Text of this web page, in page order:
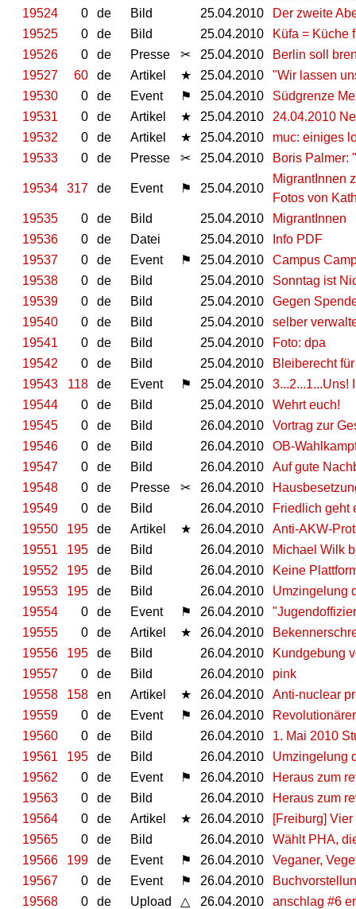
19524
0 de Bild 25.04.2010
Der zweite
19525
0 de Bild 25.04.2010
Küfa = Küche
19526
0 de Presse ✂ 25.04.2010
Berlin soll
19527
60 de Artikel ★ 25.04.2010
"Wir lassen
19530
0 de Event ⚑ 25.04.2010
Südgrenze
19531
0 de Artikel ★ 25.04.2010
24.04.2010
19532
0 de Artikel ★ 25.04.2010
muc: einiges
19533
0 de Presse ✂ 25.04.2010 Boris Palmer:
19534 317 de Event ⚑ 25.04.2010
MigrantInnen
Fotos von
19535
0 de Bild 25.04.2010
MigrantInnen
19536
0 de Datei 25.04.2010
Info PDF
19537
0 de Event ⚑ 25.04.2010
Campus
19538
0 de Bild 25.04.2010
Sonntag ist
19539
0 de Bild 25.04.2010
Gegen
19540
0 de Bild 25.04.2010
selber
19541
0 de Bild 25.04.2010
Foto: dpa
19542
0 de Bild 25.04.2010
Bleiberecht
19543
118 de Event ⚑ 25.04.2010
3...2...1...Uns!
19544
0 de Bild 25.04.2010
Wehrt euch!
19545
0 de Bild 26.04.2010
Vortrag zur
19546
0 de Bild 26.04.2010
OB-
19547
0 de Bild 26.04.2010
Auf gute
19548
0 de Presse ✂ 26.04.2010
19549
0 de Bild 26.04.2010
Friedlich geht
19550
195 de Artikel ★ 26.04.2010
Anti-AKW-
19551
195 de Bild 26.04.2010
Michael Wilk
19552
195 de Bild 26.04.2010
Keine
19553
195 de Bild 26.04.2010
Umzingelung
19554
0 de Event ⚑ 26.04.2010
19555
0 de Artikel ★ 26.04.2010
19556
195 de Bild 26.04.2010
Kundgebung
19557
0 de Bild 26.04.2010
pink
19558
158 en Artikel ★ 26.04.2010
Anti-nuclear
19559
0 de Event ⚑ 26.04.2010
19560
0 de Bild 26.04.2010
1. Mai 2010
19561
195 de Bild 26.04.2010
Umzingelung
19562
0 de Event ⚑ 26.04.2010
Heraus zum
19563
0 de Bild 26.04.2010
Heraus zum
19564
0 de Artikel ★ 26.04.2010
[Freiburg]
19565
0 de Bild 26.04.2010
Wählt PHA,
19566
199 de Event ⚑ 26.04.2010
Veganer,
19567
0 de Event ⚑ 26.04.2010
19568
0 de Upload △ 26.04.2010
anschlag #6